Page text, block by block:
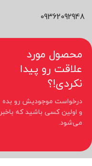
09362092948
محصول مورد
علاقت رو پیدا
نکردی!؟
درخواست موجودیش رو بده
و اولین کسی باشید که باخبر
می‌شود.